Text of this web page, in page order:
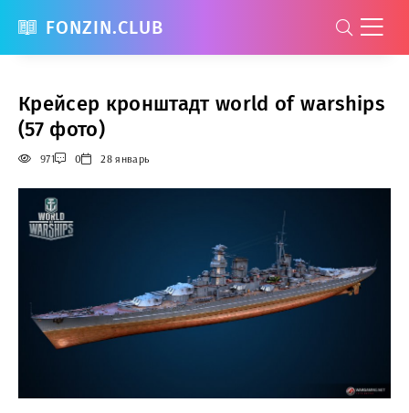
FONZIN.CLUB
Крейсер кронштадт world of warships
(57 фото)
971 0 28 январь